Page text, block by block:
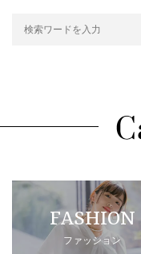
FASHION
ファッション